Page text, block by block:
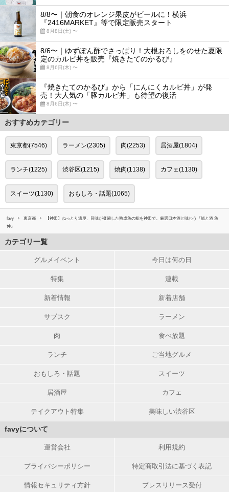
8/8〜｜朝食のオレンジ果皮がビールに！横浜
『2416MARKET』等で限定販売スタート
8月8日(土) 〜
8/6〜｜ゆずぽん酢でさっぱり！大根おろしをのせた夏限
定のカルビ丼を販売『焼きたてのかるび』
8月6日(木) 〜
『焼きたてのかるび』から「にんにくカルビ丼」が発
売！大人気の「豚カルビ丼」も待望の復活
8月6日(木) 〜
おすすめカテゴリー
東京都(7546) ラーメン(2305) 肉(2253) 居酒屋(1804)
ランチ(1225) 渋谷区(1215) 焼肉(1138) カフェ(1130)
スイーツ(1130) おもしろ・話題(1065)
favy 東京都
【神田】ねっとり濃厚、旨味が凝縮した熟成魚の鮨を神田で。厳選日本酒と味わう『鮨と酒 魚
伸』
カテゴリ一覧
グルメイベント 今日は何の日
特集 連載
新着情報 新着店舗
サブスク ラーメン
肉 食べ放題
ランチ ご当地グルメ
おもしろ・話題 スイーツ
居酒屋 カフェ
テイクアウト特集 美味しい渋谷区
favyについて
運営会社 利用規約
プライバシーポリシー 特定商取引法に基づく表記
情報セキュリティ方針 プレスリリース受付